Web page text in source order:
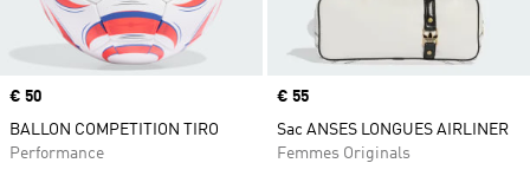
Prix
€ 50
BALLON COMPETITION TIRO
Performance
Prix
€ 55
Sac ANSES LONGUES AIRLINER
Femmes Originals